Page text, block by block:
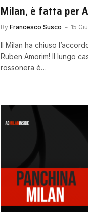
Milan, è fatta per
By Francesco Susco 15
Il Milan ha chiuso
Ruben Amorim! Il lungo
rossonera è…